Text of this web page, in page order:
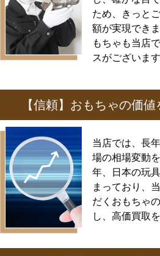
ため、きっと
額が実現でき
もちゃも当店
スがございます
【信頼】おもちゃの価
当店では、長
場の相場変動
年、日本の玩
まっており、
だくおもちゃ
し、高価買取